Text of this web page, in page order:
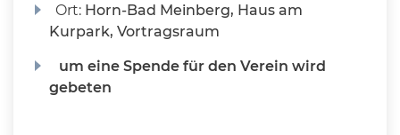
Ort: Horn-Bad Meinberg, Haus am
Kurpark, Vortragsraum
um eine Spende für den Verein wird
gebeten